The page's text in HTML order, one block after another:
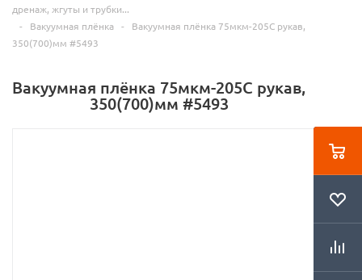
дренаж, жгуты и трубки...
-
Вакуумная плёнка -
Вакуумная плёнка 75мкм-205С рукав,
350(700)мм #5493
Вакуумная плёнка 75мкм-205С рукав,
350(700)мм #5493